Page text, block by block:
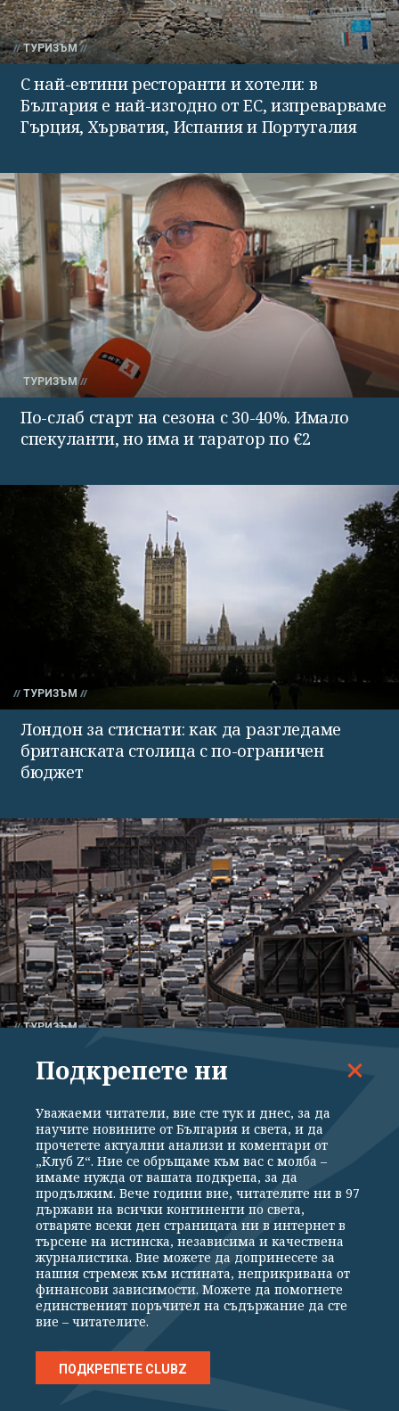
ТУРИЗЪМ
С най-евтини ресторанти и хотели: в
България е най-изгодно от ЕС, изпреварваме
Гърция, Хърватия, Испания и Португалия
ТУРИЗЪМ
По-слаб старт на сезона с 30-40%. Имало
спекуланти, но има и таратор по €2
ТУРИЗЪМ
Лондон за стиснати: как да разгледаме
британската столица с по-ограничен
бюджет
ТУРИЗЪМ
Затварят напълно за ремонт
околовръстното на Солун
ВСИЧКИ НОВИНИ ПОЛИТИКА ИКОНОМИКА СВЕТЪТ
СПОРТ КУЛТУРА ТЕХНОЛОГИИ КАЛЕЙДОСКОП
МНЕНИЯ
Подкрепете ни
Уважаеми читатели, вие сте тук и днес, за да
научите новините от България и света, и да
прочетете актуални анализи и коментари от
„Клуб Z“. Ние се обръщаме към вас с молба –
имаме нужда от вашата подкрепа, за да
продължим. Вече години вие, читателите ни в 97
държави на всички континенти по света,
отваряте всеки ден страницата ни в интернет в
търсене на истинска, независима и качествена
журналистика. Вие можете да допринесете за
нашия стремеж към истината, неприкривана от
финансови зависимости. Можете да помогнете
единственият поръчител на съдържание да сте
вие – читателите.
ПОДКРЕПЕТЕ CLUBZ